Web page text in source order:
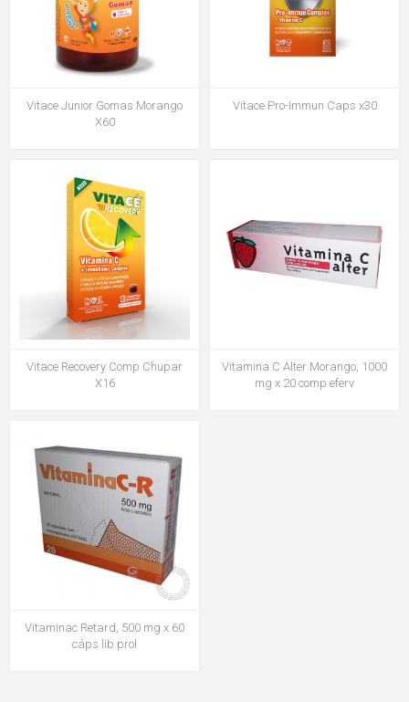
Vitace Junior Gomas Morango
X60
Vitace Pro-Immun Caps x30
Vitace Recovery Comp Chupar
X16
Vitamina C Alter Morango, 1000
mg x 20 comp eferv
Vitaminac Retard, 500 mg x 60
cáps lib prol